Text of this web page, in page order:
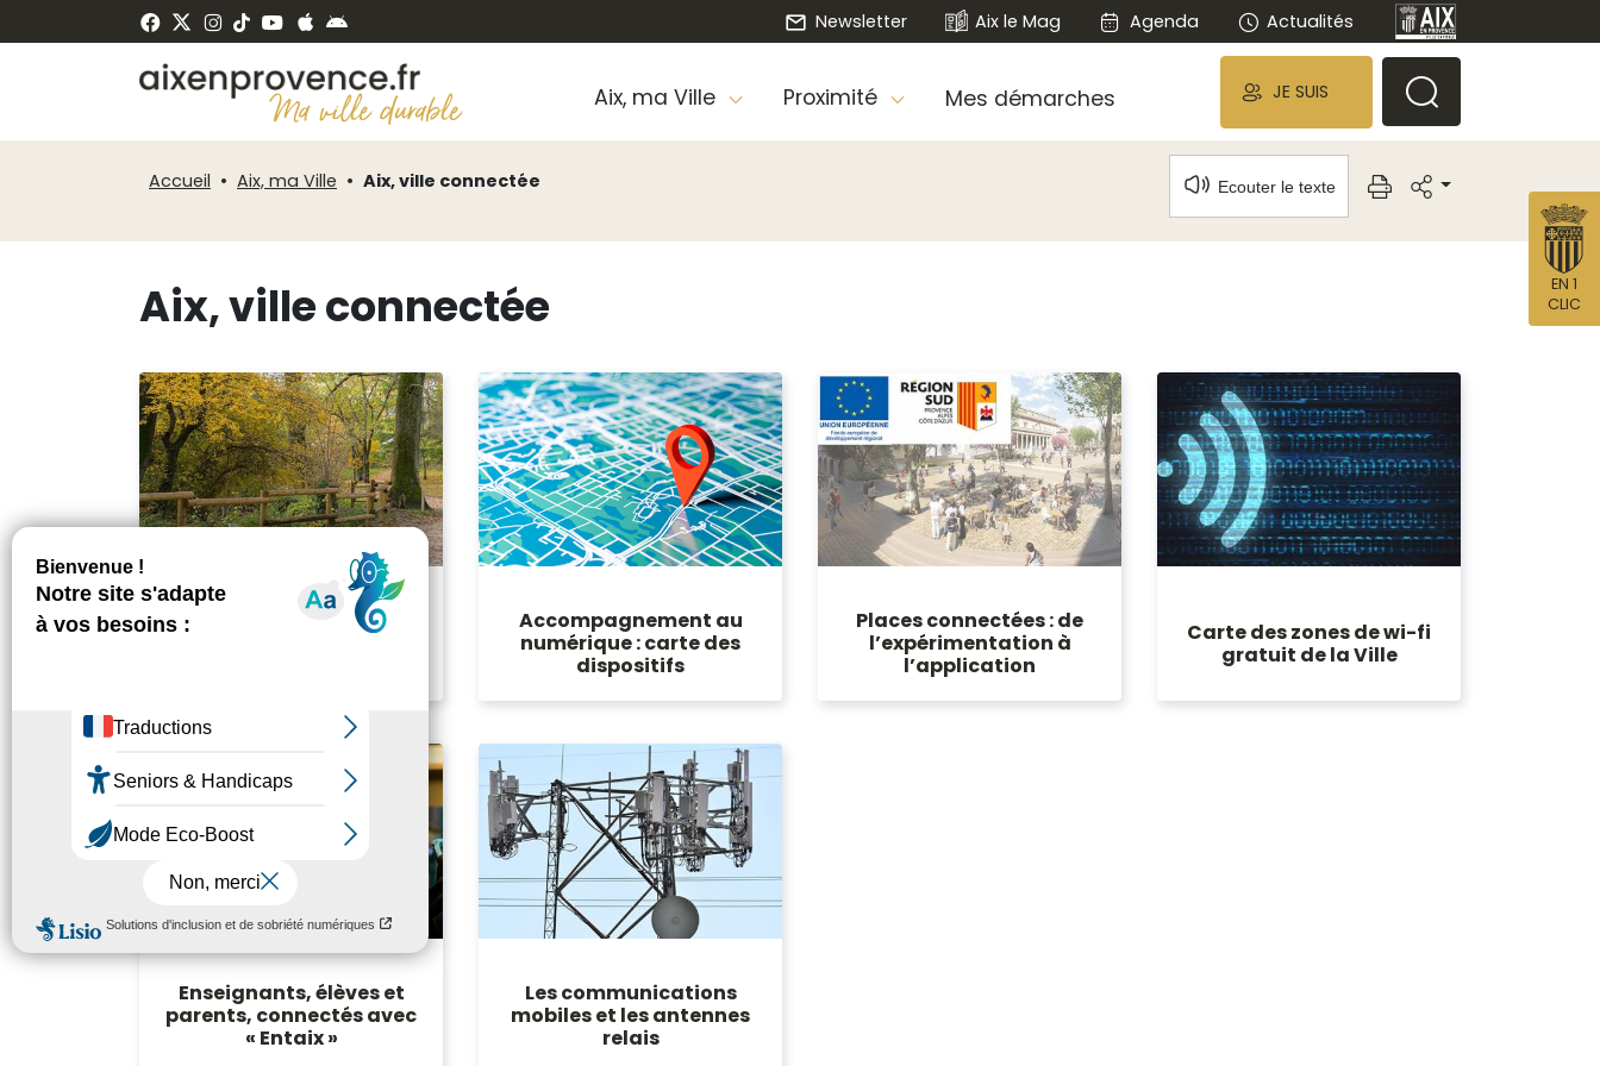
Newsletter Aix le Mag Agenda Actualités
Aix, ma Ville Proximité Mes démarches JE SUIS
Accueil Aix, ma Ville Aix, ville connectée Ecouter le texte
Aix, ville connectée
Endonora, une appli de
Accompagnement au
numérique : carte des
dispositifs
Places connectées : de
l’expérimentation à
l’application
Carte des zones de wi-fi
gratuit de la Ville
Enseignants, élèves et
parents, connectés avec
« Entaix »
Les communications
mobiles et les antennes
relais
EN 1
CLIC
de
Panneau de gestion des cookies